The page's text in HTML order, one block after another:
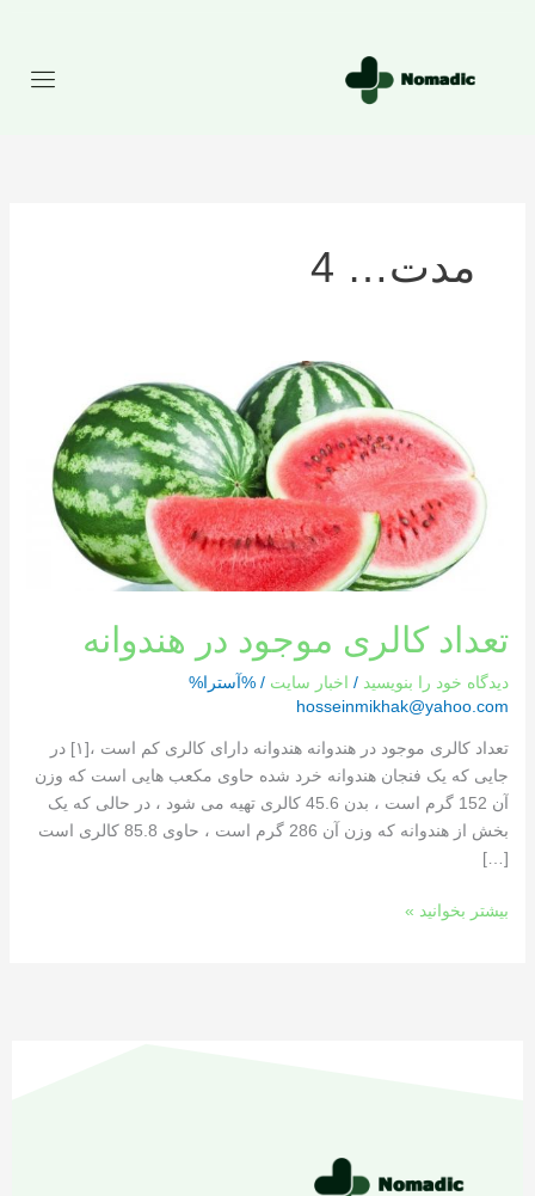
مدت… 4
تعداد کالری موجود در هندوانه
دیدگاه‌ خود را بنویسید / اخبار سایت / %آسترا%
hosseinmikhak@yahoo.com
تعداد کالری موجود در هندوانه هندوانه دارای کالری کم است ،[١] در
جایی که یک فنجان هندوانه خرد شده حاوی مکعب هایی است که وزن
آن 152 گرم است ، بدن 45.6 کالری تهیه می شود ، در حالی که یک
بخش از هندوانه که وزن آن 286 گرم است ، حاوی 85.8 کالری است
[…]
هندوانه
بیشتر بخوانید »